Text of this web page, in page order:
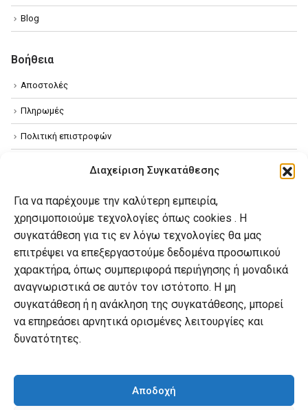
Διαχείριση Συγκατάθεσης
Για να παρέχουμε την καλύτερη εμπειρία,
χρησιμοποιούμε τεχνολογίες όπως cookies . Η
συγκατάθεση για τις εν λόγω τεχνολογίες θα μας
επιτρέψει να επεξεργαστούμε δεδομένα προσωπικού
χαρακτήρα, όπως συμπεριφορά περιήγησης ή μοναδικά
αναγνωριστικά σε αυτόν τον ιστότοπο. Η μη
συγκατάθεση ή η ανάκληση της συγκατάθεσης, μπορεί
να επηρεάσει αρνητικά ορισμένες λειτουργίες και
δυνατότητες.
Αποδοχή
Blog
Βοήθεια
Αποστολές
Πληρωμές
Πολιτική επιστροφών
Πολιτική Cookies
Ο λογαριασμός μου
Ο λογαριασμός μου
Οι παραγγελίες μου
Λίστα επιθυμιών